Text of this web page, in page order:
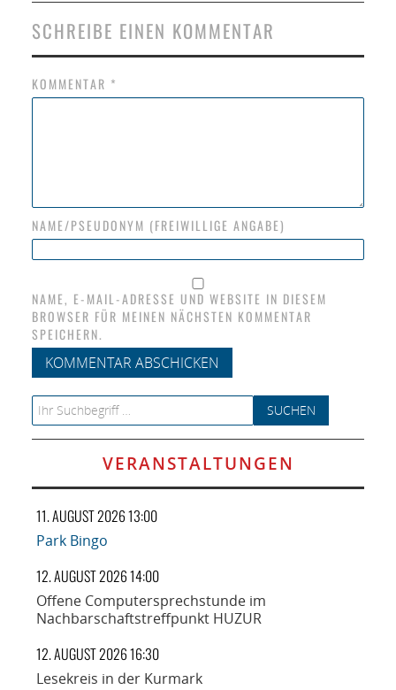
SCHREIBE EINEN KOMMENTAR
KOMMENTAR *
NAME/PSEUDONYM (FREIWILLIGE ANGABE)
NAME, E-MAIL-ADRESSE UND WEBSITE IN DIESEM
BROWSER FÜR MEINEN NÄCHSTEN KOMMENTAR
SPEICHERN.
Search for:
VERANSTALTUNGEN
11. AUGUST 2026 13:00
Park Bingo
12. AUGUST 2026 14:00
Offene Computersprechstunde im
Nachbarschaftstreffpunkt HUZUR
12. AUGUST 2026 16:30
Lesekreis in der Kurmark